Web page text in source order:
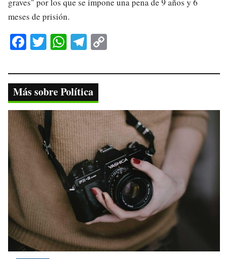
graves" por los que se impone una pena de 9 años y 6
meses de prisión.
Fa
bo
ok
T
tte
r
W
ts
A
pp
Te
gr
a
m
y
nk
Más sobre Política